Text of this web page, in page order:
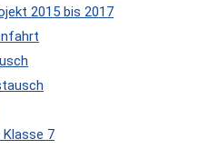
2015 bis 2017
Klasse 7